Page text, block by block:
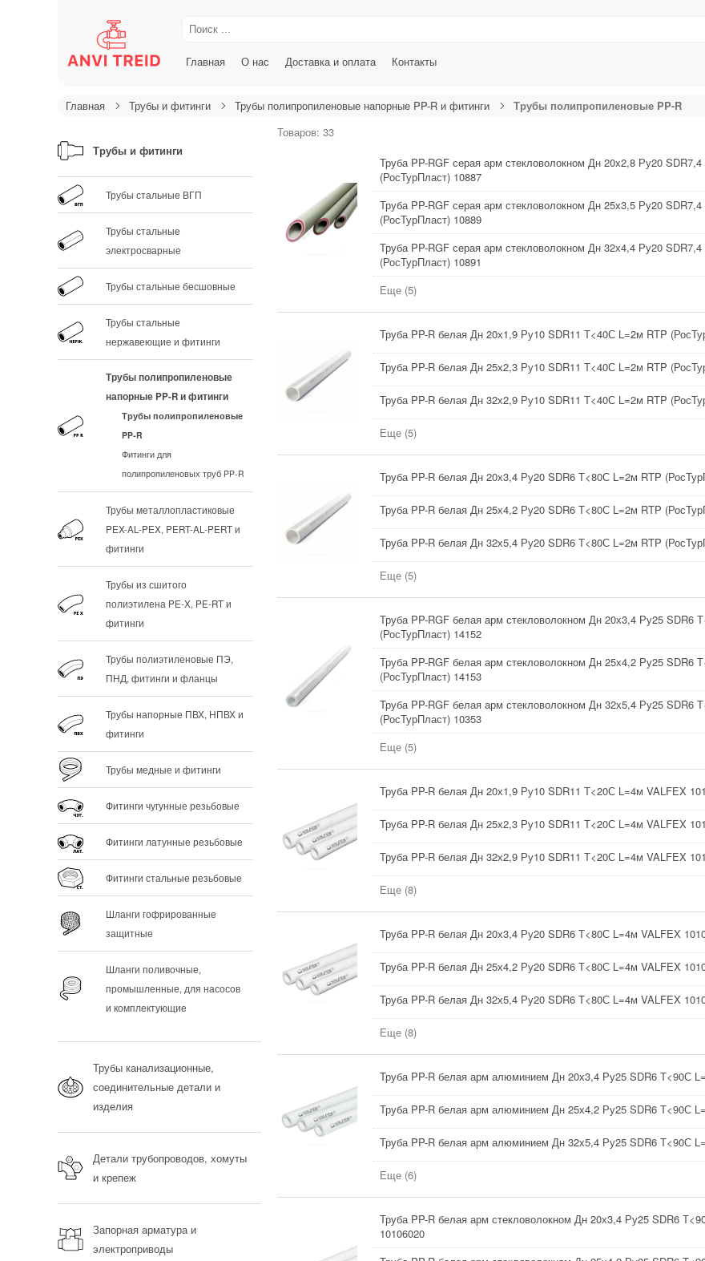
Главная О нас Доставка и оплата Контакты
Главная Трубы и фитинги Трубы полипропиленовые напорные PP-R и фитинги Трубы полипропиленовые PP-R
Трубы и фитинги
Трубы стальные ВГП
Трубы стальные
электросварные
Трубы стальные бесшовные
Трубы стальные
нержавеющие и фитинги
Трубы полипропиленовые
напорные PP-R и фитинги
Трубы полипропиленовые
PP-R
Фитинги для
полипропиленовых труб PP-R
Трубы металлопластиковые
PEX-AL-PEX, PERT-AL-PERT и
фитинги
Трубы из сшитого
полиэтилена PE-X, PE-RT и
фитинги
Трубы полиэтиленовые ПЭ,
ПНД, фитинги и фланцы
Трубы напорные ПВХ, НПВХ и
фитинги
Трубы медные и фитинги
Фитинги чугунные резьбовые
Фитинги латунные резьбовые
Фитинги стальные резьбовые
Шланги гофрированные
защитные
Шланги поливочные,
промышленные, для насосов
и комплектующие
Трубы канализационные,
соединительные детали и
изделия
Детали трубопроводов, хомуты
и крепеж
Запорная арматура и
электроприводы
Товаров: 33
Труба PP-RGF серая арм стекловолокном Дн 20х2,8 Ру20
(РосТурПласт) 10887
Труба PP-RGF серая арм стекловолокном Дн 25х3,5 Ру20
(РосТурПласт) 10889
Труба PP-RGF серая арм стекловолокном Дн 32х4,4 Ру20
(РосТурПласт) 10891
Еще (5)
Труба PP-R белая Дн 20х1,9 Ру10 SDR11 Т<40С L=2м RTP
Труба PP-R белая Дн 25х2,3 Ру10 SDR11 Т<40С L=2м RTP
Труба PP-R белая Дн 32х2,9 Ру10 SDR11 Т<40С L=2м RTP
Еще (5)
Труба PP-R белая Дн 20х3,4 Ру20 SDR6 Т<80С L=2м RTP
Труба PP-R белая Дн 25х4,2 Ру20 SDR6 Т<80С L=2м RTP
Труба PP-R белая Дн 32х5,4 Ру20 SDR6 Т<80С L=2м RTP
Еще (5)
Труба PP-RGF белая арм стекловолокном Дн 20х3,4 Ру25 SDR6
(РосТурПласт) 14152
Труба PP-RGF белая арм стекловолокном Дн 25х4,2 Ру25 SDR6
(РосТурПласт) 14153
Труба PP-RGF белая арм стекловолокном Дн 32х5,4 Ру25 SDR6
(РосТурПласт) 10353
Еще (5)
Труба PP-R белая Дн 20х1,9 Ру10 SDR11 Т<20С L=4м VALFEX
Труба PP-R белая Дн 25х2,3 Ру10 SDR11 Т<20С L=4м VALFEX
Труба PP-R белая Дн 32х2,9 Ру10 SDR11 Т<20С L=4м VALFEX
Еще (8)
Труба PP-R белая Дн 20х3,4 Ру20 SDR6 Т<80С L=4м VALFEX
Труба PP-R белая Дн 25х4,2 Ру20 SDR6 Т<80С L=4м VALFEX
Труба PP-R белая Дн 32х5,4 Ру20 SDR6 Т<80С L=4м VALFEX
Еще (8)
Труба PP-R белая арм алюминием Дн 20х3,4 Ру25 SDR6 Т<90С
Труба PP-R белая арм алюминием Дн 25х4,2 Ру25 SDR6 Т<90С
Труба PP-R белая арм алюминием Дн 32х5,4 Ру25 SDR6 Т<90С
Еще (6)
Труба PP-R белая арм стекловолокном Дн 20х3,4 Ру25 SDR6
10106020